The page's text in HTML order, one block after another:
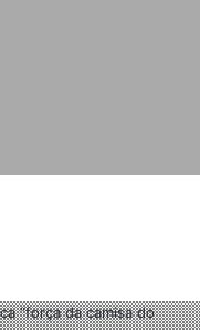
“força da camisa do